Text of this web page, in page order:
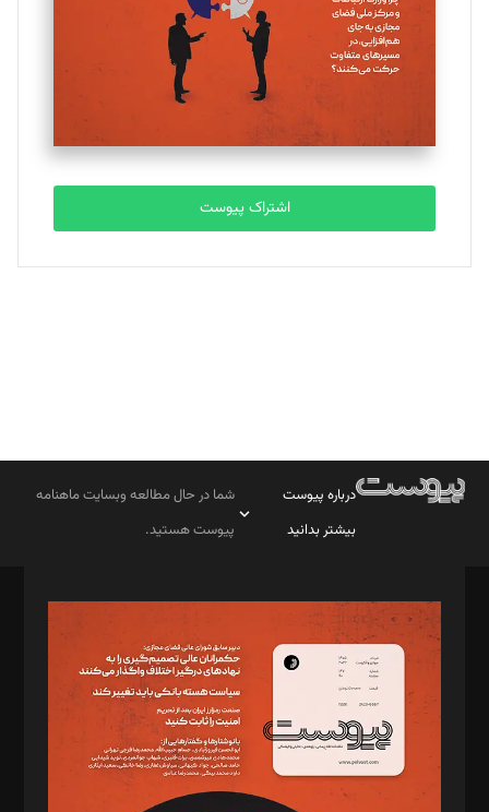
ملینا جعفری
تحریریه
مصطفی مسجدی آرانی
تحریریه
بابک نقاش
تحریریه
اشتراک پیوست
درباره پیوست
بیشتر بدانید
شما در حال مطالعه وبسایت ماهنامه
پیوست هستید.
مدیر مسئول: محمدباقر اثنی‌عشری
سردبیر: مهرک محمودی
دبیر تحریریه: میثم قاسمی
د‌بیر ناداستان: سمانه سمیع
د‌بیر خدمت و تجارت: ابوالفضل رجبی
د‌بیر حقوق فناوری: حسام‌الدین ایپکچی
د‌بیر پیوست جهان: مینا پاکدل